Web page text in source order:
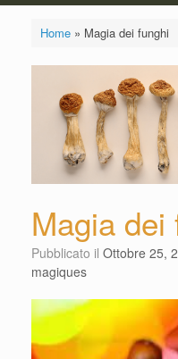
Home» Magia dei funghi
Magia dei
Pubblicato il Ottobre 25,
magiques